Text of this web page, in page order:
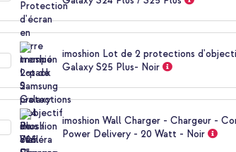
imoshion Lot de 2 protections
Galaxy S25 Plus- Noir
imoshion Wall Charger - Chargeur -
Power Delivery - 20 Watt - Noir